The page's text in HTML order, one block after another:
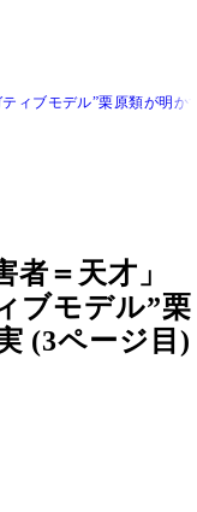
ィブモデル”栗原類が明か
者＝天才」
ブモデル”栗
(3ページ目)